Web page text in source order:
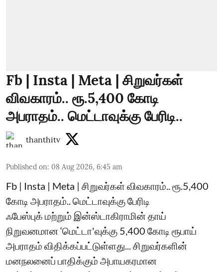
Fb | Insta | Meta | சிறுவர்கள்
விவகாரம்.. ரூ.5,400 கோடி
அபராதம்.. மெட்டாவுக்கு பேரிடி..
thanthitv
Published on: 08 Aug 2026, 6:45 am
Fb | Insta | Meta | சிறுவர்கள் விவகாரம்.. ரூ.5,400
கோடி அபராதம்.. மெட்டாவுக்கு பேரிடி
ஃபேஸ்புக் மற்றும் இன்ஸ்டாகிராமின் தாய்
நிறுவனமான ‘மெட்டா'வுக்கு 5,400 கோடி ரூபாய்
அபராதம் விதிக்கப்பட்டுள்ளது... சிறுவர்களின்
மனநலனைப் பாதிக்கும் அபாயகரமான